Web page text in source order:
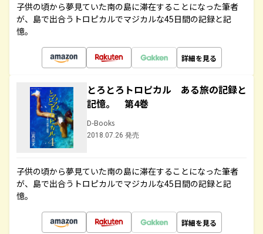
子供の頃から夢見ていた南の島に滞在することになった筆者
が、島で出合うトロピカルでマジカルな45日間の記録と記
憶。
詳細を見る
とろとろトロピカル ある旅の記録と
記憶。 第4巻
D-Books
2018.07.26 発売
子供の頃から夢見ていた南の島に滞在することになった筆者
が、島で出合うトロピカルでマジカルな45日間の記録と記
憶。
詳細を見る